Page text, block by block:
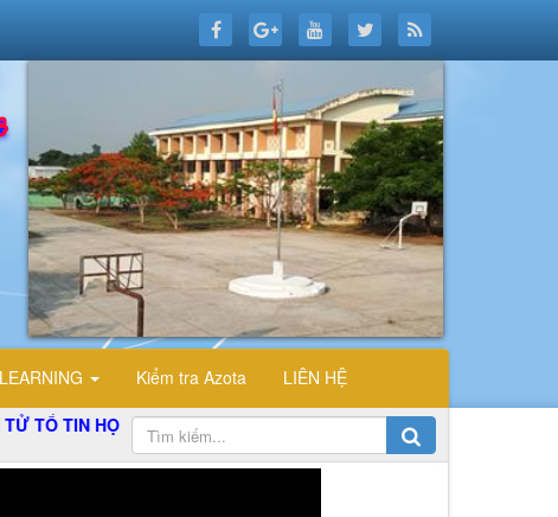
Kiểm tra Azota
LIÊN HỆ
TRƯỜNG THPT ĐỖ CÔNG TƯỜNG